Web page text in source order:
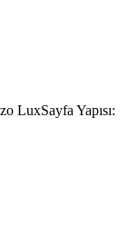
LuxSayfa Yapısı: